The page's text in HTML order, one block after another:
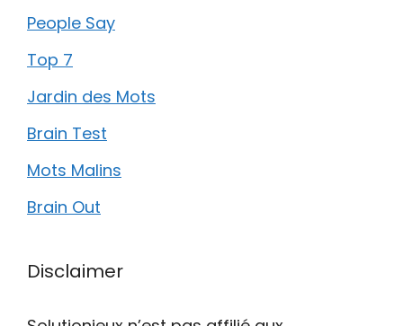
People Say
Top 7
Jardin des Mots
Brain Test
Mots Malins
Brain Out
Disclaimer